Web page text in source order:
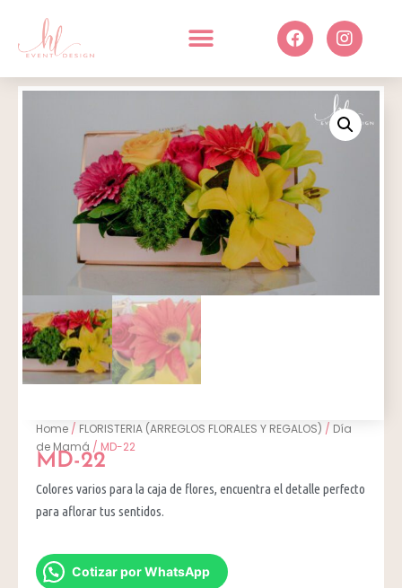
Home /FLORISTERIA (ARREGLOS FLORALES Y REGALOS) /Día
de Mamá / MD-22
MD-22
Colores varios para la caja de flores, encuentra el detalle perfecto
para aflorar tus sentidos.
Cotizar por WhatsApp